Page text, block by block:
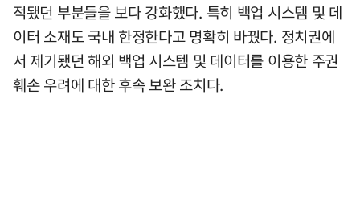
적됐던 부분들을 보다 강화했다. 특히 백업 시스템 및 데
이터 소재도 국내 한정한다고 명확히 바꿨다. 정치권에
서 제기됐던 해외 백업 시스템 및 데이터를 이용한 주권
훼손 우려에 대한 후속 보완 조치다.